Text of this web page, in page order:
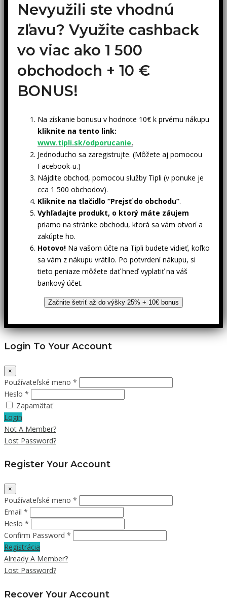
Nevyužili ste vhodnú
zľavu? Využite cashback
vo viac ako 1 500
obchodoch + 10 €
BONUS!
Na získanie bonusu v hodnote 10€ k prvému nákupu
kliknite na tento link:
www.tipli.sk/odporucanie.
Jednoducho sa zaregistrujte. (Môžete aj pomocou
Facebook-u.)
Nájdite obchod, pomocou služby Tipli (v ponuke je
cca 1 500 obchodov).
Kliknite na tlačidlo “Prejsť do obchodu”.
Vyhľadajte produkt, o ktorý máte záujem
priamo na stránke obchodu, ktorá sa vám otvorí a
zakúpte ho.
Hotovo! Na vašom účte na Tipli budete vidieť, koľko
sa vám z nákupu vrátilo. Po potvrdení nákupu, si
tieto peniaze môžete dať hneď vyplatiť na váš
bankový účet.
Začnite šetriť až do výšky 25% + 10€ bonus
Login To Your Account
×
Používateľské meno *
Heslo *
Zapamätať
Login
Not A Member?
Lost Password?
Register Your Account
×
Používateľské meno *
Email *
Heslo *
Confirm Password *
Registrácia
Already A Member?
Lost Password?
Recover Your Account